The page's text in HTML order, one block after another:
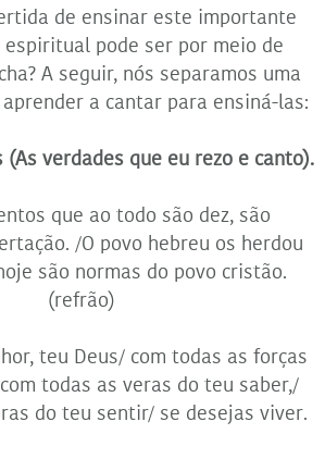
de ensinar este importante
espiritual pode ser por meio de
A seguir, nós separamos uma
a cantar para ensiná-las:
(As verdades que eu rezo e canto).
que ao todo são dez, são
/O povo hebreu os herdou
são normas do povo cristão.
(refrão)
teu Deus/ com todas as forças
todas as veras do teu saber,/
do teu sentir/ se desejas viver.